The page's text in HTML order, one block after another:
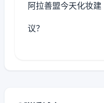
阿拉善盟今天化妆建
议？